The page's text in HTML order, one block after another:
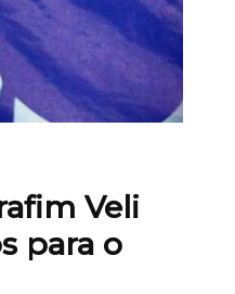
Veli
para o